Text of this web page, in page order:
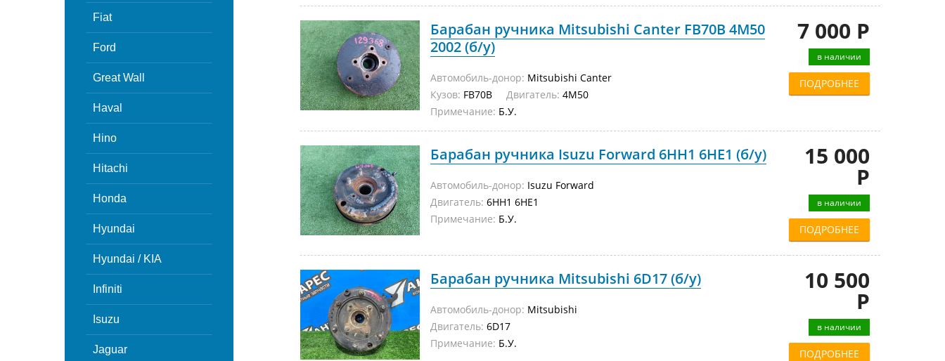
Fiat
Ford
Great Wall
Haval
Hino
Hitachi
Honda
Hyundai
Hyundai / KIA
Infiniti
Isuzu
Jaguar
Барабан ручника Mitsubishi Canter FB70B 4M50
2002 (б/у)
Автомобиль-донор: Mitsubishi Canter
Кузов: FB70B Двигатель: 4M50
Примечание: Б.У.
7 000 Р
в наличии
ПОДРОБНЕЕ
Барабан ручника Isuzu Forward 6HH1 6HE1 (б/у)
Автомобиль-донор: Isuzu Forward
Двигатель: 6HH1 6HE1
Примечание: Б.У.
15 000
Р
в наличии
ПОДРОБНЕЕ
Барабан ручника Mitsubishi 6D17 (б/у)
Автомобиль-донор: Mitsubishi
Двигатель: 6D17
Примечание: Б.У.
10 500
Р
в наличии
ПОДРОБНЕЕ